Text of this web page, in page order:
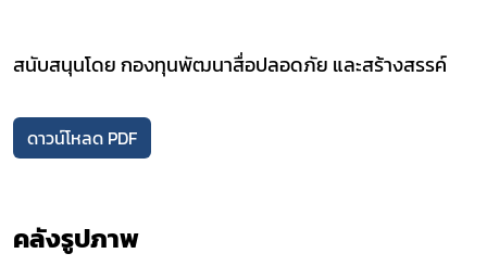
สนับสนุนโดย กองทุนพัฒนาสื่อปลอดภัย และสร้างสรรค์
ดาวน์โหลด PDF
คลังรูปภาพ